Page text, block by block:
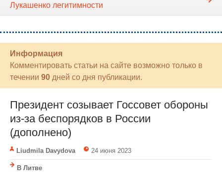
Лукашенко легитимности
Информация
Комментировать статьи на сайте возможно только в
течении 90 дней со дня публикации.
Президент созывает Госсовет обороны
из-за беспорядков в России
(дополнено)
Liudmila Davydova 24 июня 2023
В Литве